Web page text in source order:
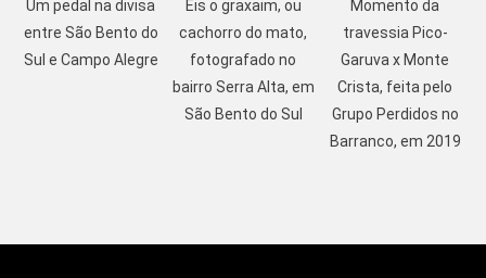
Um pedal na divisa
entre São Bento do
Sul e Campo Alegre
Eis o graxaim, ou
cachorro do mato,
fotografado no
bairro Serra Alta, em
São Bento do Sul
Momento da
travessia Pico-
Garuva x Monte
Crista, feita pelo
Grupo Perdidos no
Barranco, em 2019